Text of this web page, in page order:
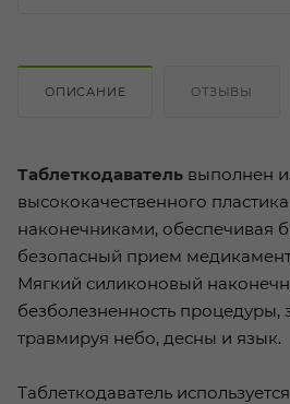
ОПИСАНИЕ ОТЗЫВЫ
Таблеткодаватель выполнен
высококачественного
наконечниками, обеспечивая
безопасный прием
Мягкий силиконовый
безболезненность
травмируя небо, десны и язык.
Таблеткодаватель